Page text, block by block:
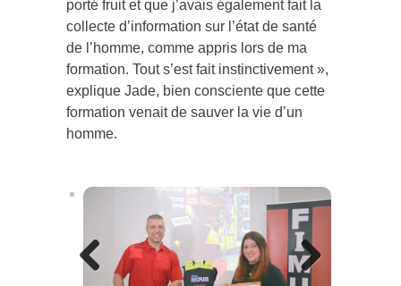
porté fruit et que j’avais également fait la
collecte d’information sur l’état de santé
de l’homme, comme appris lors de ma
formation. Tout s’est fait instinctivement »,
explique Jade, bien consciente que cette
formation venait de sauver la vie d’un
homme.
Previous Next